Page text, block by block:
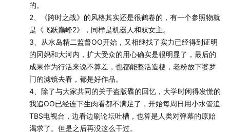
初代《机动战士高达》（高达0079）
《机动战士Z高达》（1985年）：延续UC纪元，引入提坦
斯与奥古的冲突。
《机动战士高达ZZ》（1986年）：延续Z高达剧情，风格
转向热血。
《逆袭的夏亚》（1988年）：UC纪元剧场版巅峰，阿姆
的。
2、《跨时之战》的风格其实还是很鹤卷的，有一个参照物就
是《飞跃巅峰2》，同样是机器人和双女主。
3、从水岛精二监督OO开始，又相继找了实力已经得到证明
的冈妈和大河内，扩大受众的用心确实是很明显了，最后的
成果作为行活来说不算差，也都能整活造梗，老粉放下婆罗
门的滤镜去看，都是好作品。
4、除了与大家共同的关于盗版碟的回忆，大学时闲得发慌的
我追OO已经连下生肉看都不满足了，开始每周日用小水管追
TBS电视台，边看边刷论坛吐槽，也算是人类对弹幕的原始
渴求了。但是之后再没这么干过。